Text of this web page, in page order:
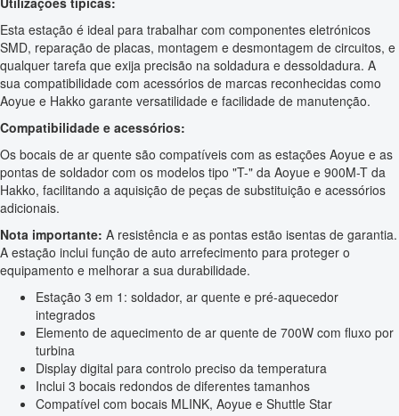
Esta estação é ideal para trabalhar com componentes eletrónicos
SMD, reparação de placas, montagem e desmontagem de circuitos, e
qualquer tarefa que exija precisão na soldadura e dessoldadura. A
sua compatibilidade com acessórios de marcas reconhecidas como
Aoyue e Hakko garante versatilidade e facilidade de manutenção.
Compatibilidade e acessórios:
Os bocais de ar quente são compatíveis com as estações Aoyue e as
pontas de soldador com os modelos tipo "T-" da Aoyue e 900M-T da
Hakko, facilitando a aquisição de peças de substituição e acessórios
adicionais.
Nota importante: A resistência e as pontas estão isentas de garantia.
A estação inclui função de auto arrefecimento para proteger o
equipamento e melhorar a sua durabilidade.
Estação 3 em 1: soldador, ar quente e pré-aquecedor
integrados
Elemento de aquecimento de ar quente de 700W com fluxo por
turbina
Display digital para controlo preciso da temperatura
Inclui 3 bocais redondos de diferentes tamanhos
Compatível com bocais MLINK, Aoyue e Shuttle Star